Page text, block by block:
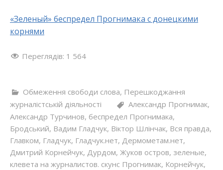
«Зеленый» беспредел Прогнимака с донецкими
корнями
Переглядів: 1 564
Обмеження свободи слова, Перешкоджання
журналістській діяльності
Александр Прогнимак,
Александр Турчинов, беспредел Прогнимака,
Бродський, Вадим Гладчук, Віктор Шлінчак, Вся правда,
Главком, Гладчук, Гладчук.нет, Дермометам.нет,
Дмитрий Корнейчук, Дурдом, Жуков остров, зеленые,
клевета на журналистов. скунс Прогнимак, Корнейчук,